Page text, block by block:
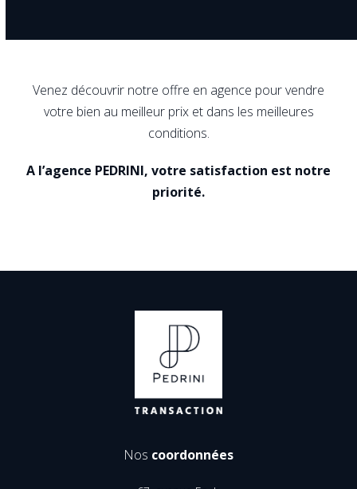
Venez découvrir notre offre en agence pour vendre
votre bien au meilleur prix et dans les meilleures
conditions.
A l’agence PEDRINI, votre satisfaction est notre
priorité.
Nos coordonnées